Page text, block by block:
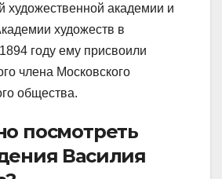
художественной академии и
художеств в
году ему присвоили
члена Московского
общества.
посмотреть
Василия